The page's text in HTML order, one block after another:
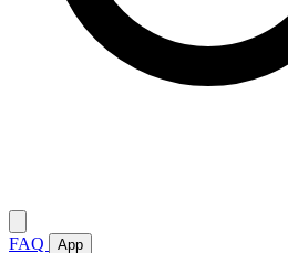
FAQ App